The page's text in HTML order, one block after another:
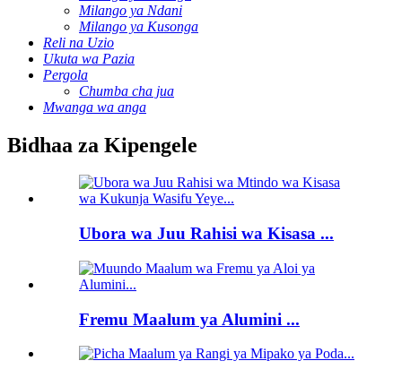
Milango ya Ndani
Milango ya Kusonga
Reli na Uzio
Ukuta wa Pazia
Pergola
Chumba cha jua
Mwanga wa anga
Bidhaa za Kipengele
Ubora wa Juu Rahisi wa Kisasa ...
Fremu Maalum ya Alumini ...